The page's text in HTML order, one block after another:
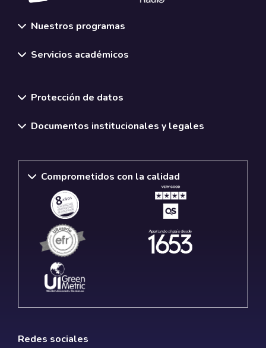
Nuestros programas
Servicios académicos
Protección de datos
Documentos institucionales y legales
Comprometidos con la calidad
Redes sociales